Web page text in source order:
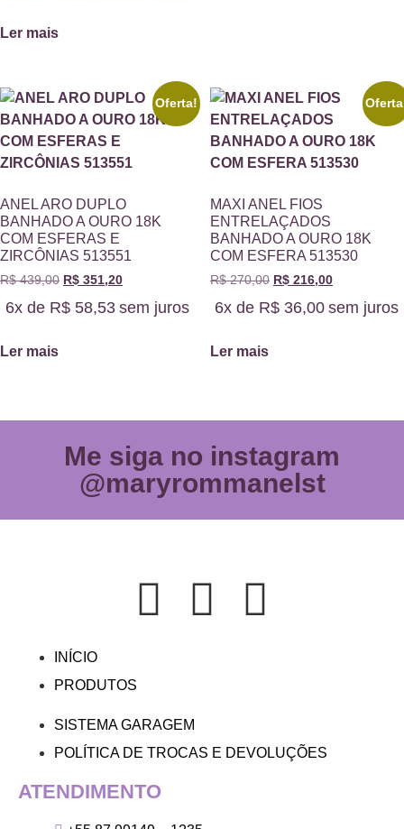
Ler mais
Oferta!
ANEL ARO DUPLO
BANHADO A OURO 18K
COM ESFERAS E
ZIRCÔNIAS 513551
R$439,00 R$ 351,20
6x de R$58,53 sem juros
Ler mais
MAXI ANEL FIOS
ENTRELAÇADOS
BANHADO A OURO 18K
COM ESFERA 513530
R$270,00 R$216,00
6x de R$ 36,00 sem juros
Ler mais
Me siga no instagram
@maryrommanelst
INÍCIO
PRODUTOS
SISTEMA GARAGEM
POLÍTICA DE TROCAS E DEVOLUÇÕES
ATENDIMENTO